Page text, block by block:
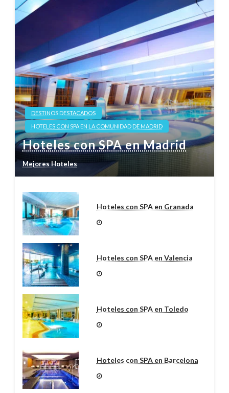
DESTINOS DESTACADOS
HOTELES CON SPA EN LA COMUNIDAD DE MADRID
Hoteles con SPA en Madrid
Mejores Hoteles
Hoteles con SPA en Granada
Hoteles con SPA en Valencia
Hoteles con SPA en Toledo
Hoteles con SPA en Barcelona